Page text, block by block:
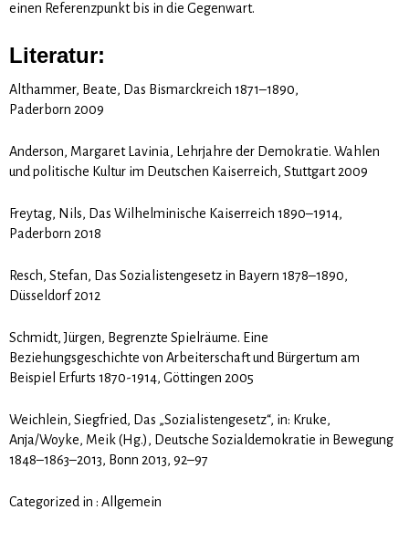
einen Referenzpunkt bis in die Gegenwart.
Literatur:
Althammer, Beate, Das Bismarckreich 1871–1890,
Paderborn 2009
Anderson, Margaret Lavinia, Lehrjahre der Demokratie. Wahlen
und politische Kultur im Deutschen Kaiserreich, Stuttgart 2009
Freytag, Nils, Das Wilhelminische Kaiserreich 1890–1914,
Paderborn 2018
Resch, Stefan, Das Sozialistengesetz in Bayern 1878–1890,
Düsseldorf 2012
Schmidt, Jürgen, Begrenzte Spielräume. Eine
Beziehungsgeschichte von Arbeiterschaft und Bürgertum am
Beispiel Erfurts 1870-1914, Göttingen 2005
Weichlein, Siegfried, Das „Sozialistengesetz“, in: Kruke,
Anja/Woyke, Meik (Hg.), Deutsche Sozialdemokratie in Bewegung
1848–1863–2013, Bonn 2013, 92–97
Categorized in : Allgemein